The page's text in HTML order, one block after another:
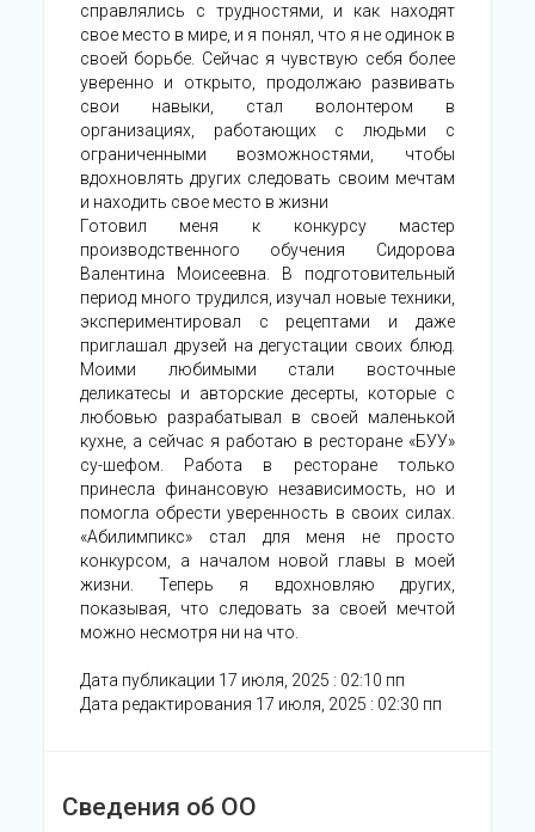
справлялись с трудностями, и как находят
свое место в мире, и я понял, что я не одинок в
своей борьбе. Сейчас я чувствую себя более
уверенно и открыто, продолжаю развивать
свои навыки, стал волонтером в
организациях, работающих с людьми с
ограниченными возможностями, чтобы
вдохновлять других следовать своим мечтам
и находить свое место в жизни
Готовил меня к конкурсу мастер
производственного обучения Сидорова
Валентина Моисеевна. В подготовительный
период много трудился, изучал новые техники,
экспериментировал с рецептами и даже
приглашал друзей на дегустации своих блюд.
Моими любимыми стали восточные
деликатесы и авторские десерты, которые с
любовью разрабатывал в своей маленькой
кухне, а сейчас я работаю в ресторане «БУУ»
су-шефом. Работа в ресторане только
принесла финансовую независимость, но и
помогла обрести уверенность в своих силах.
«Абилимпикс» стал для меня не просто
конкурсом, а началом новой главы в моей
жизни. Теперь я вдохновляю других,
показывая, что следовать за своей мечтой
можно несмотря ни на что.
Дата публикации 17 июля, 2025 : 02:10 пп
Дата редактирования 17 июля, 2025 : 02:30 пп
Сведения об ОО